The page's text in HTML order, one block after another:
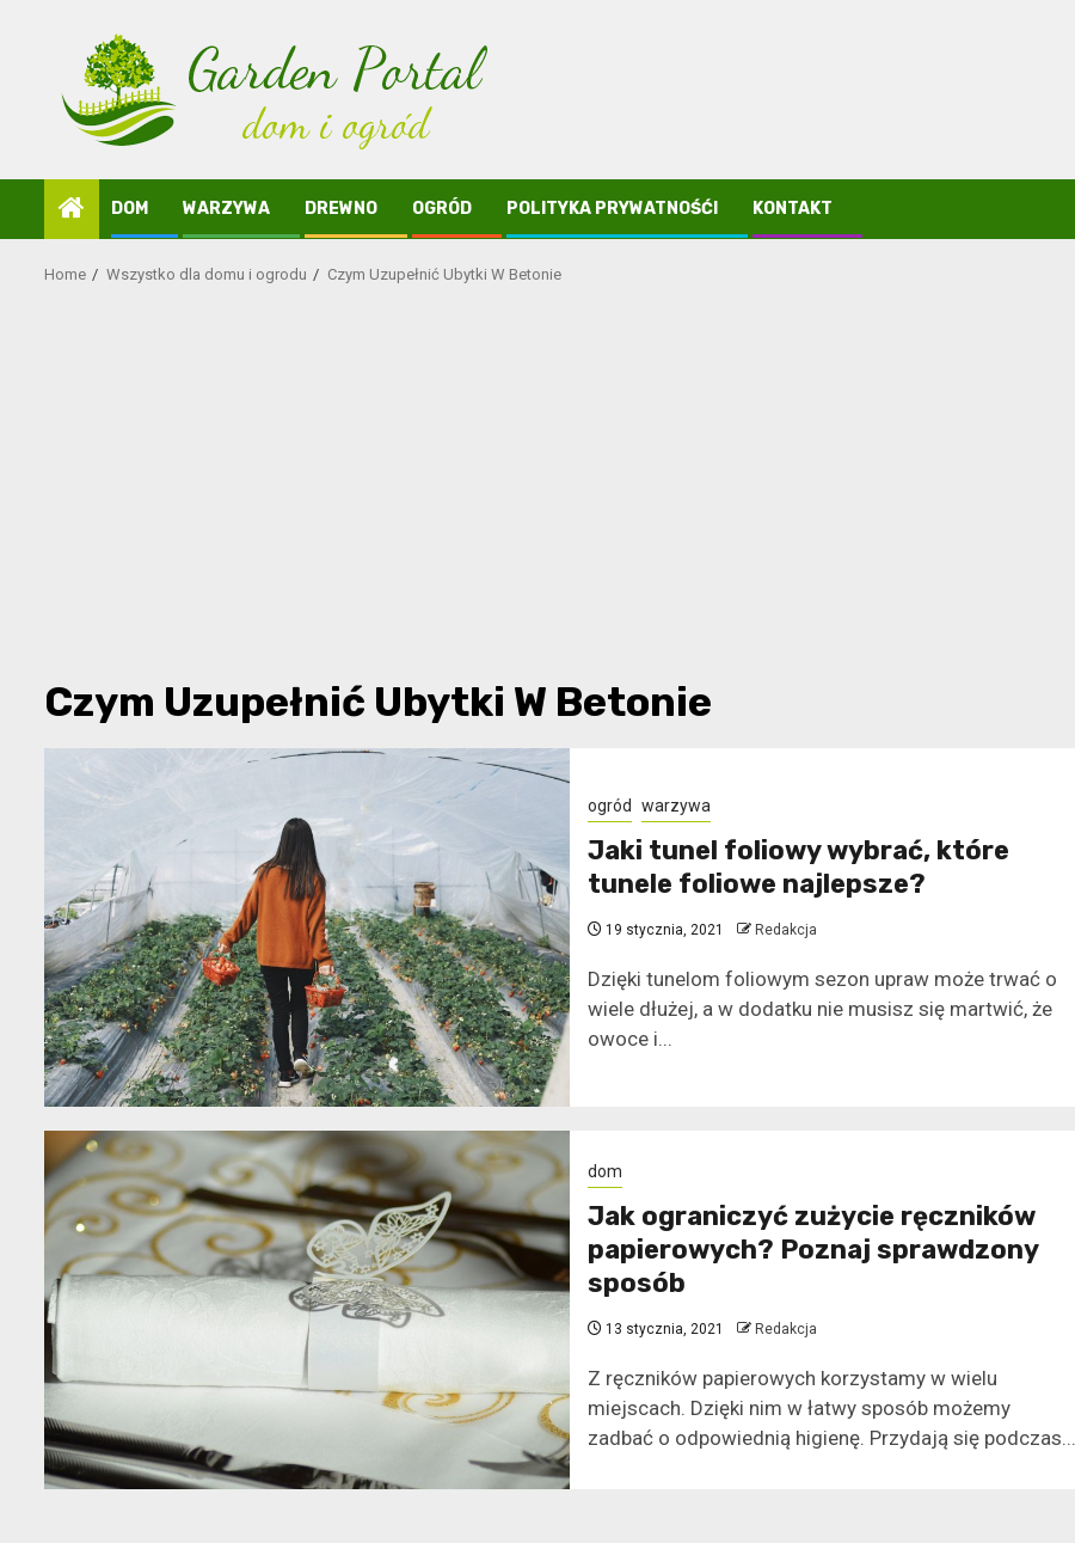
DOM WARZYWA DREWNO OGRÓD POLITYKA PRYWATNOŚĆI KONTAKT
Home Wszystko dla domu i ogrodu Czym Uzupełnić Ubytki W Betonie
Czym Uzupełnić Ubytki W Betonie
ogród warzywa
Jaki tunel foliowy wybrać, które
tunele foliowe najlepsze?
19 stycznia, 2021 Redakcja
Dzięki tunelom foliowym sezon upraw może trwać o
wiele dłużej, a w dodatku nie musisz się martwić, że
owoce i...
dom
Jak ograniczyć zużycie ręczników
papierowych? Poznaj sprawdzony
sposób
13 stycznia, 2021 Redakcja
Z ręczników papierowych korzystamy w wielu
miejscach. Dzięki nim w łatwy sposób możemy
zadbać o odpowiednią higienę. Przydają się podczas...